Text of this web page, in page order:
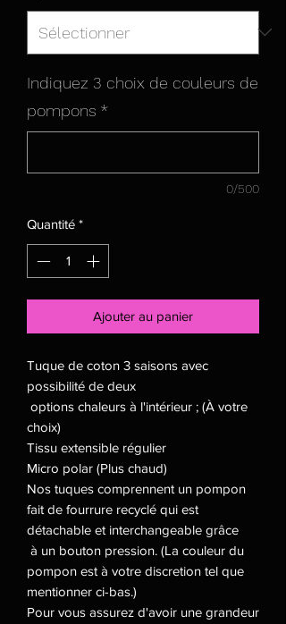
Indiquez 3 choix de couleurs de
pompons *
0/500
Quantité *
Ajouter au panier
Tuque de coton 3 saisons avec
possibilité de deux
options chaleurs à l'intérieur ; (À votre
choix)
Tissu extensible régulier
Micro polar (Plus chaud)
Nos tuques comprennent un pompon
fait de fourrure recyclé qui est
détachable et interchangeable grâce
à un bouton pression. (La couleur du
pompon est à votre discretion tel que
mentionner ci-bas.)
Pour vous assurez d'avoir une grandeur